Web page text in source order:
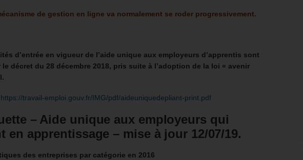
de gestion en ligne va normalement se roder progressivement.
d’entrée en vigueur de l’aide unique aux employeurs d’apprentis sont
le décret du 28 décembre 2018, pris suite à l’adoption de la loi « avenir
https://travail-emploi.gouv.fr/IMG/pdf/aideuniquedepliant-print.pdf
– Aide unique aux employeurs qui
en apprentissage – mise à jour 12/07/19.
des entreprises par catégorie en 2016